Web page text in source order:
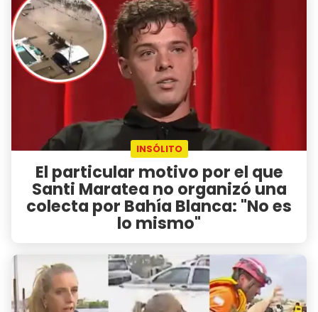
INSÓLITO
El particular motivo por el que
Santi Maratea no organizó una
colecta por Bahía Blanca: "No es
lo mismo"